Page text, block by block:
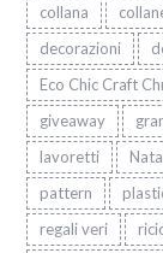
collana
decorazioni
Eco Chic Craft
giveaway
lavoretti
pattern
regali veri